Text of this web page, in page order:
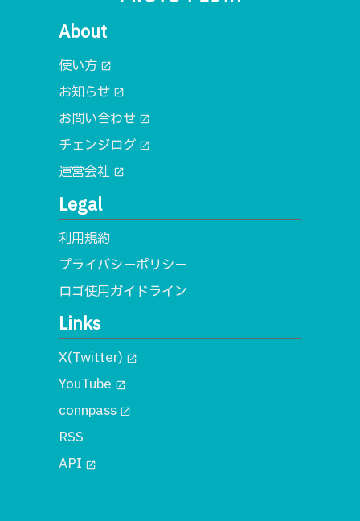
About
使い方 open_in_new
お知らせ open_in_new
お問い合わせ open_in_new
チェンジログ open_in_new
運営会社 open_in_new
Legal
利用規約
プライバシーポリシー
ロゴ使用ガイドライン
Links
X(Twitter) open_in_new
YouTube open_in_new
connpass open_in_new
RSS
API open_in_new